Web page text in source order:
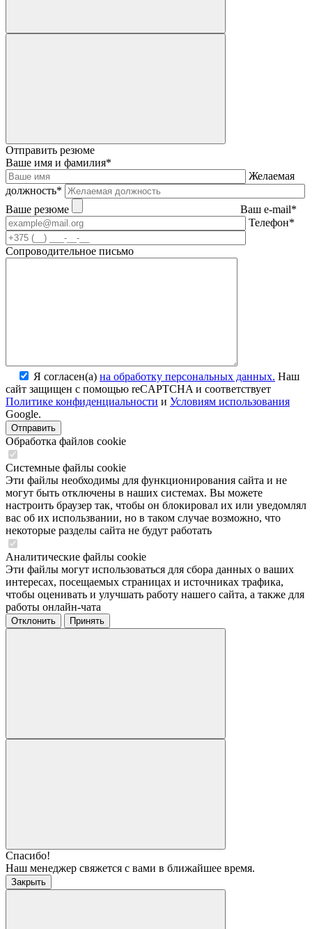
Отправить резюме
Ваше имя и фамилия*
Желаемая
должность*
Ваше резюме
Ваш e-mail*
Телефон*
Сопроводительное письмо
Я согласен(а) на обработку персональных данных. Наш
сайт защищен с помощью reCAPTCHA и соответствует
Политике конфиденциальности и Условиям использования
Google.
Обработка файлов cookie
Системные файлы cookie
Эти файлы необходимы для функционирования сайта и не
могут быть отключены в наших системах. Вы можете
настроить браузер так, чтобы он блокировал их или уведомлял
вас об их использвании, но в таком случае возможно, что
некоторые разделы сайта не будут работать
Аналитические файлы cookie
Эти файлы могут использоваться для сбора данных о ваших
интересах, посещаемых страницах и источниках трафика,
чтобы оценивать и улучшать работу нашего сайта, а также для
работы онлайн-чата
Отклонить Принять
Спасибо!
Наш менеджер свяжется с вами в ближайшее время.
Закрыть